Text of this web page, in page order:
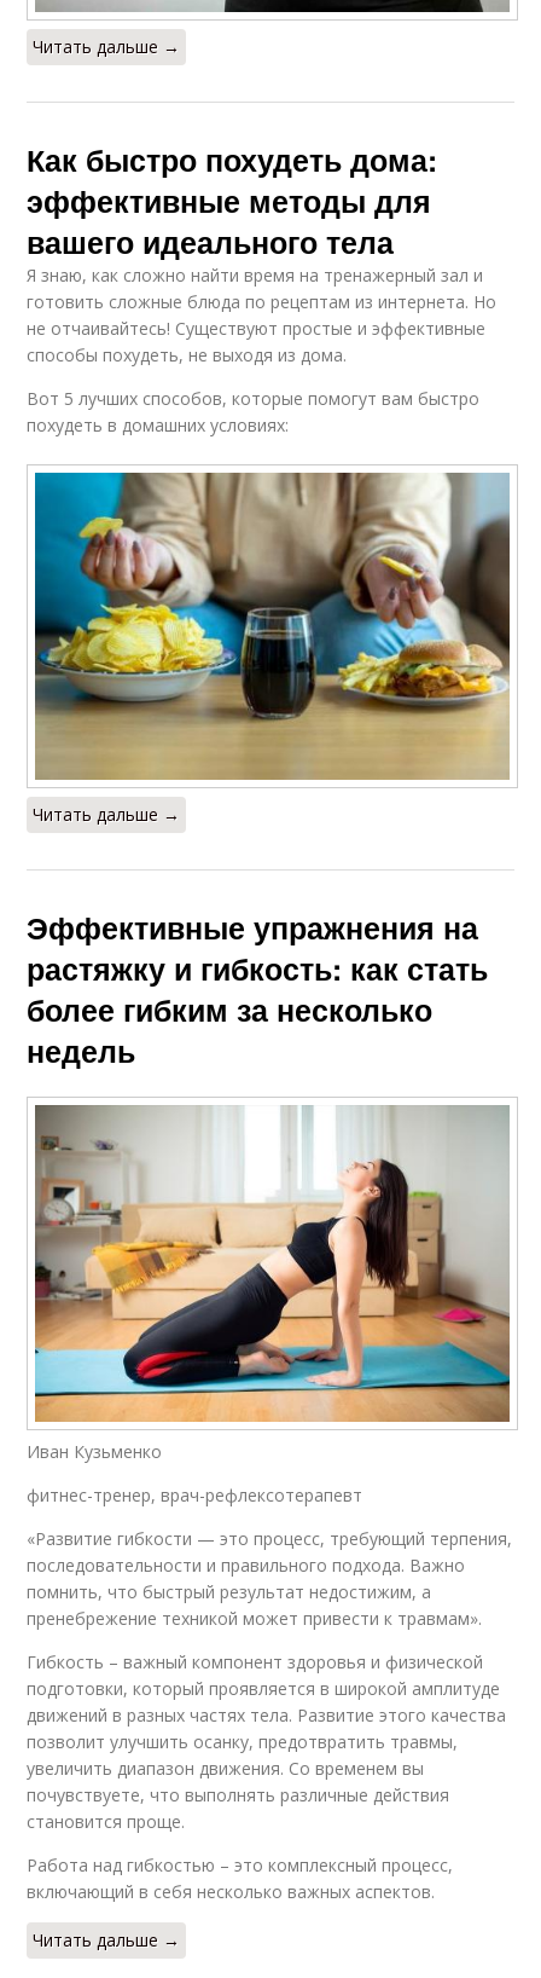
Читать дальше →
Как быстро похудеть дома:
эффективные методы для
вашего идеального тела
Я знаю, как сложно найти время на тренажерный зал и
готовить сложные блюда по рецептам из интернета. Но
не отчаивайтесь! Существуют простые и эффективные
способы похудеть, не выходя из дома.
Вот 5 лучших способов, которые помогут вам быстро
похудеть в домашних условиях:
Читать дальше →
Эффективные упражнения на
растяжку и гибкость: как стать
более гибким за несколько
недель
Иван Кузьменко
фитнес-тренер, врач-рефлексотерапевт
«Развитие гибкости — это процесс, требующий терпения,
последовательности и правильного подхода. Важно
помнить, что быстрый результат недостижим, а
пренебрежение техникой может привести к травмам».
Гибкость – важный компонент здоровья и физической
подготовки, который проявляется в широкой амплитуде
движений в разных частях тела. Развитие этого качества
позволит улучшить осанку, предотвратить травмы,
увеличить диапазон движения. Со временем вы
почувствуете, что выполнять различные действия
становится проще.
Работа над гибкостью – это комплексный процесс,
включающий в себя несколько важных аспектов.
Читать дальше →